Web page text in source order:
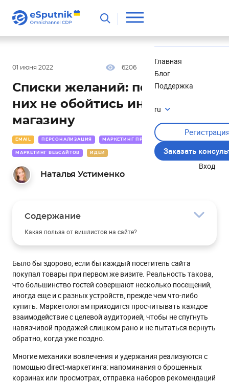
Главная
Блог
Поддержка
ru
Заказать
Вход
01 июня 2022 6206
EMAIL ПЕРСОНАЛИЗАЦИЯ МАРКЕТИНГ ПРИЛОЖЕНИЙ
МАРКЕТИНГ ВЕБСАЙТОВ ИДЕИ
Списки желаний: почему без
них не обойтись интернет-
магазину
Наталья Устименко
Содержание
Какая польза от вишлистов на сайте?
1.Сбор дополнительных данных
2. Уменьшение количества брошенных корзин
3. Упрощение процесса покупки
4. Удержание потенциальных клиентов
Примеры сообщений с избранными товарами
Предложение добавлять товары в избранное
Напоминание о вишлисте
Товар заканчивается на складе
Было бы здорово, если бы каждый посетитель сайта
покупал товары при первом же визите. Реальность такова,
что большинство гостей совершают несколько посещений,
иногда еще и с разных устройств, прежде чем что-либо
купить. Маркетологам приходится просчитывать каждое
взаимодействие с целевой аудиторией, чтобы не спугнуть
навязчивой продажей слишком рано и не пытаться вернуть
обратно, когда уже поздно.
Многие механики вовлечения и удержания реализуются с
помощью direct-маркетинга: напоминания о брошенных
корзинах или просмотрах, отправка наборов рекомендаций